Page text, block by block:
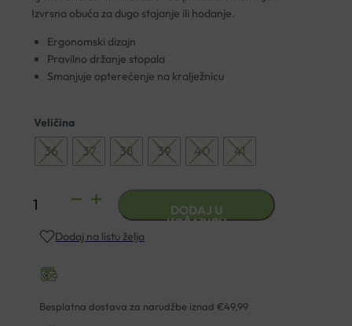
Izvrsna obuća za dugo stajanje ili hodanje.
Ergonomski dizajn
Pravilno držanje stopala
Smanjuje opterećenje na kralježnicu
Veličina
36 37 38 39 40 41
ANATOMSKE
LEON
ROZA
količina
DODAJ U
KOŠARICU
Dodaj na listu želja
Besplatna dostava za narudžbe iznad €49,99